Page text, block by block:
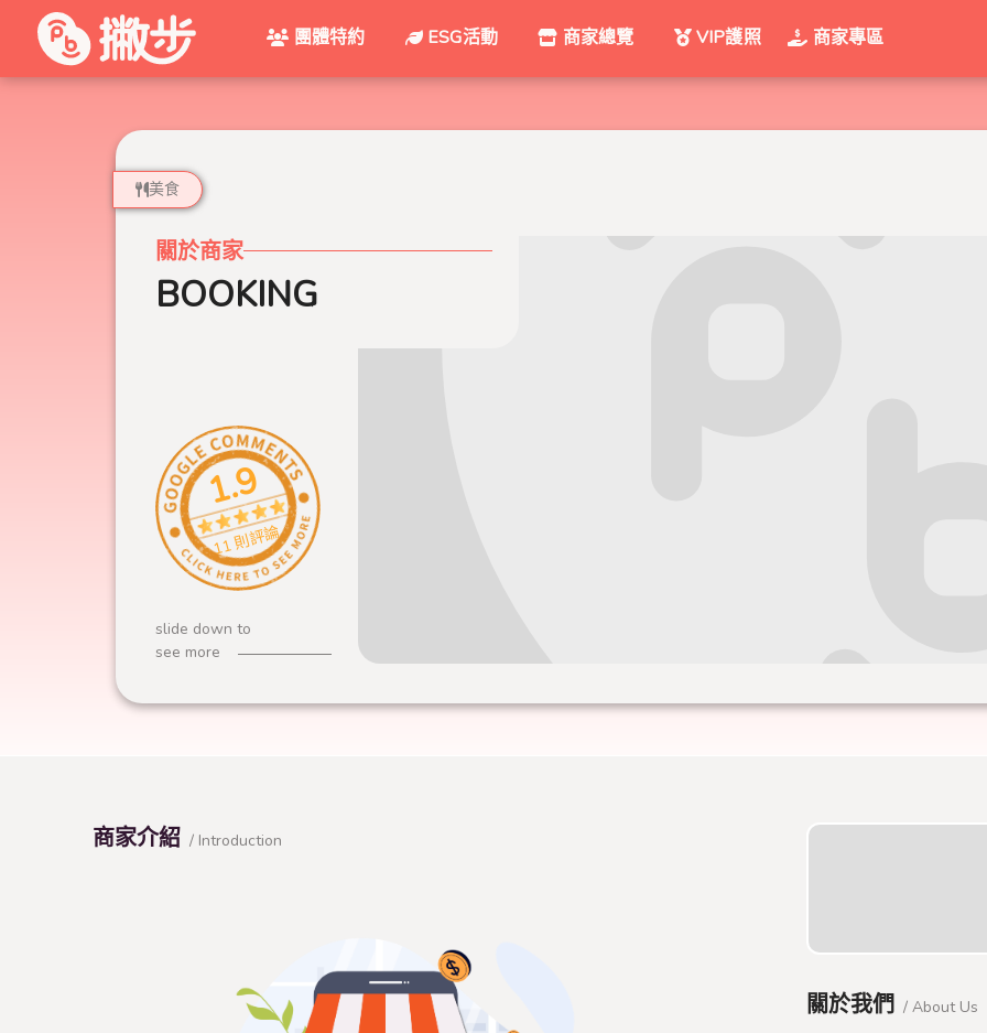
團體特約 ESG活動 商家總覽 VIP護照 商家專區
美食
關於商家
BOOKING
1.9
11 則評論
slide down to
see more
商家介紹 / Introduction
關於我們 / About Us